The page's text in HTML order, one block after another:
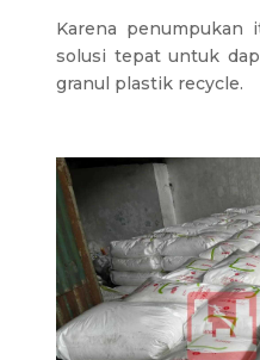
Karena penumpukan
solusi tepat untuk
granul plastik recycle.